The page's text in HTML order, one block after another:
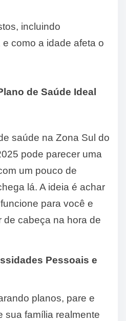
incluindo
como a idade afeta o
de Saúde Ideal
saúde na Zona Sul do
pode parecer uma
um pouco de
lá. A ideia é achar
para você e
de cabeça na hora de
Pessoais e
planos, pare e
sua família realmente